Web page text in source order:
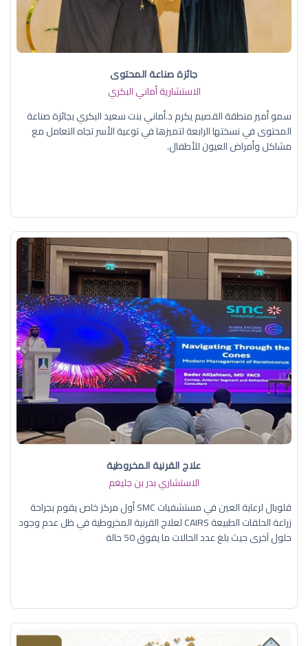
جائزة صناعة المحتوى
الاستشارية أماني البكري
سمو أمير منطقة القصيم يكرم د.أماني بنت سعيد البكري بجائزة صناعة
المحتوى في نسختها الرابعة لتميزها في توعية الأسر تجاه التعامل مع
مشاكل وأمراض العيون للأطفال.
علاج القرنية المخروطية
الاستشاري بدر بن جليغم
قلوبال لرعاية العين في مستشفيات SMC أول مركز خاص يقوم بجراحة
زراعة الحلقات الطبيعة CAIRS لعلاج القرنية المخروطية في ظل عدم وجود
حلول آخرى حيث بلغ عدد الحالات ما يفوق 50 حالة